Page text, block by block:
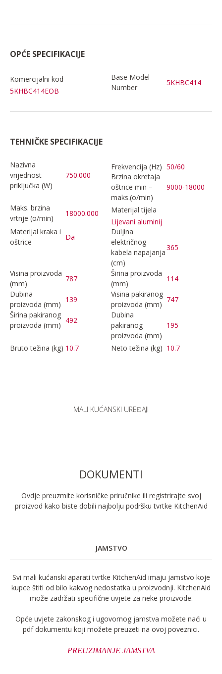
OPĆE SPECIFIKACIJE
Komercijalni kod
5KHBC414EOB
Base Model
Number
5KHBC414
TEHNIČKE SPECIFIKACIJE
Nazivna
vrijednost
priključka (W)
750.000
Frekvencija (Hz) 50/60
Brzina okretaja
oštrice min –
maks.(o/min)
9000-18000
Maks. brzina
vrtnje (o/min)
18000.000
Materijal tijela
Lijevani aluminij
Materijal kraka i
oštrice
Da
Duljina
električnog
kabela napajanja
(cm)
365
Visina proizvoda
(mm)
787
Širina proizvoda
(mm)
114
Dubina
proizvoda (mm)
139
Visina pakiranog
proizvoda (mm)
747
Širina pakiranog
proizvoda (mm)
492
Dubina
pakiranog
proizvoda (mm)
195
Bruto težina (kg) 10.7 Neto težina (kg) 10.7
MALI KUĆANSKI UREĐAJI
DOKUMENTI
Ovdje preuzmite korisničke priručnike ili registrirajte svoj
proizvod kako biste dobili najbolju podršku tvrtke KitchenAid
JAMSTVO
Svi mali kućanski aparati tvrtke KitchenAid imaju jamstvo koje
kupce štiti od bilo kakvog nedostatka u proizvodnji. KitchenAid
može zadržati specifične uvjete za neke proizvode.
Opće uvjete zakonskog i ugovornog jamstva možete naći u
pdf dokumentu koji možete preuzeti na ovoj poveznici.
PREUZIMANJE JAMSTVA